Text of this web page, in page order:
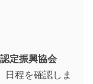
定振興協会
日程を確認しま